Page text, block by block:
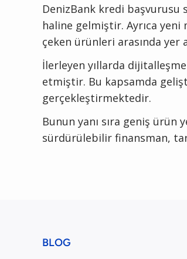
DenizBank kredi başvurusu
haline gelmiştir. Ayrıca
çeken ürünleri arasında yer
İlerleyen yıllarda
etmiştir. Bu kapsamda
gerçekleştirmektedir.
Bunun yanı sıra geniş
sürdürülebilir finansman,
BLOG